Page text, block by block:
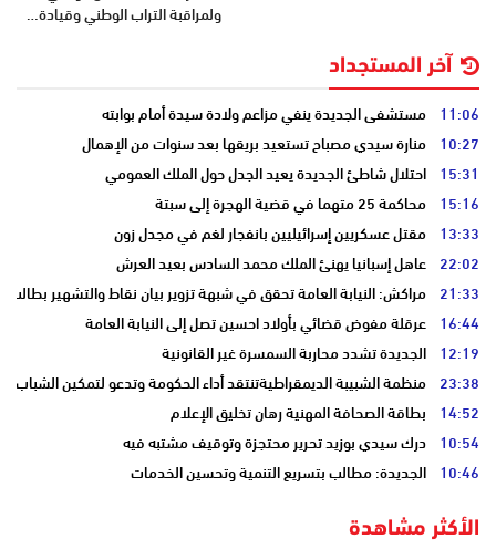
ولمراقبة التراب الوطني وقيادة…
آخر المستجداد
11:06 مستشفى الجديدة ينفي مزاعم ولادة سيدة أمام بوابته
10:27 منارة سيدي مصباح تستعيد بريقها بعد سنوات من الإهمال
15:31 احتلال شاطئ الجديدة يعيد الجدل حول الملك العمومي
15:16 محاكمة 25 متهما في قضية الهجرة إلى سبتة
13:33 مقتل عسكريين إسرائيليين بانفجار لغم في مجدل زون
22:02 عاهل إسبانيا يهنئ الملك محمد السادس بعيد العرش
21:33 مراكش: النيابة العامة تحقق في شبهة تزوير بيان نقاط والتشهير بطالب
16:44 عرقلة مفوض قضائي بأولاد احسين تصل إلى النيابة العامة
12:19 الجديدة تشدد محاربة السمسرة غير القانونية
23:38 منظمة الشبيبة الديمقراطيةتنتقد أداء الحكومة وتدعو لتمكين الشباب
14:52 بطاقة الصحافة المهنية رهان تخليق الإعلام
10:54 درك سيدي بوزيد تحرير محتجزة وتوقيف مشتبه فيه
10:46 الجديدة: مطالب بتسريع التنمية وتحسين الخدمات
الأكثر مشاهدة